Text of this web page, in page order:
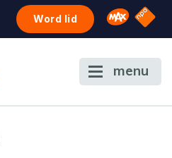
Word lid Omroep
NPO
menu